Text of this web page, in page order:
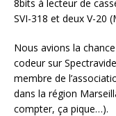
8bits à lecteur de
SVI-318 et deux V-20
Nous avions la
codeur sur
membre de
dans la région
compter, ça pique…).